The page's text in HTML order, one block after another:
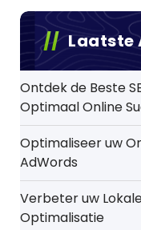
Laatste
Ontdek de Beste
Optimaal Online
Optimaliseer uw
AdWords
Verbeter uw
Optimalisatie